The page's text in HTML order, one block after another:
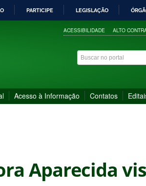
PARTICIPE LEGISLAÇÃO
ACESSIBILIDADE ALTO
Acesso à Informação Contatos
Aparecida